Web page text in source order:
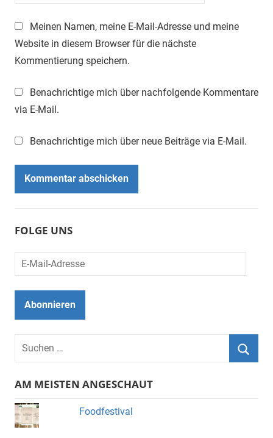
Meinen Namen, meine E-Mail-Adresse und meine
Website in diesem Browser für die nächste
Kommentierung speichern.
Benachrichtige mich über nachfolgende Kommentare
via E-Mail.
Benachrichtige mich über neue Beiträge via E-Mail.
FOLGE UNS
Mail-
Adresse
Abonnieren
Suchen
AM MEISTEN ANGESCHAUT
Foodfestival